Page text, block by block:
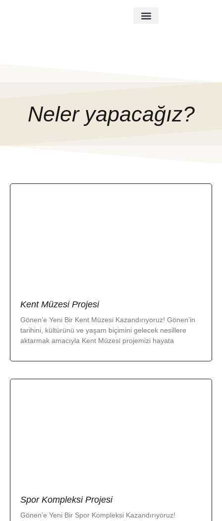
Neler yapacağız?
Kent Müzesi Projesi
Gönen’e Yeni Bir Kent Müzesi Kazandırıyoruz! Gönen’in
tarihini, kültürünü ve yaşam biçimini gelecek nesillere
aktarmak amacıyla Kent Müzesi projemizi hayata
Spor Kompleksi Projesi
Gönen’e Yeni Bir Spor Kompleksi Kazandırıyoruz!